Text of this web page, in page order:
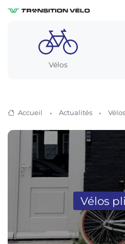
Vélos
Accueil Actualités Vélos
Vélos